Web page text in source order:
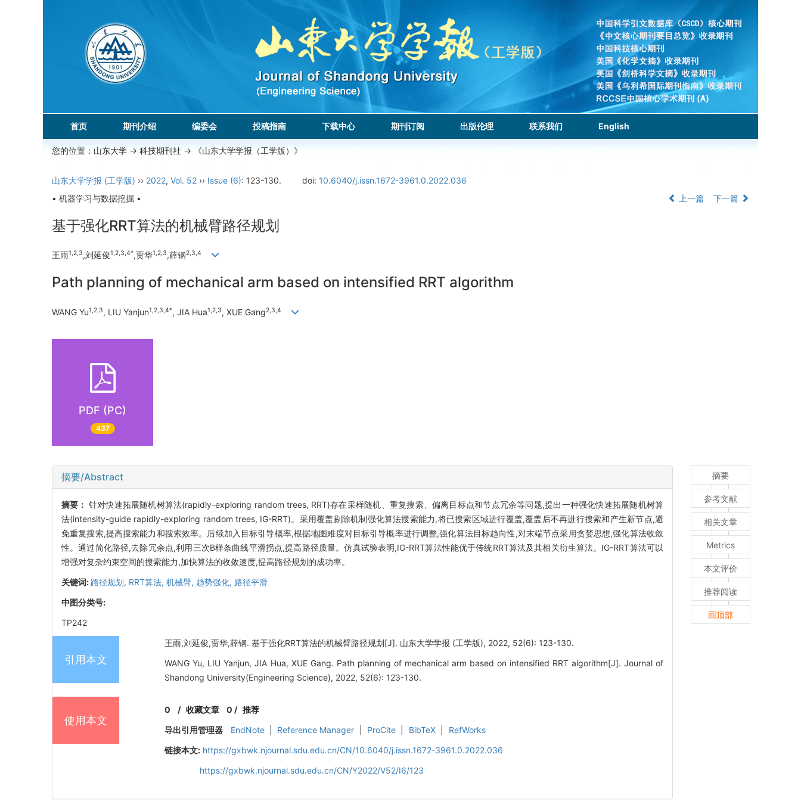
首页 期刊介绍 编委会 投稿指南 下载中心 期刊订阅 出版伦理 联系我们 English
您的位置： 山东大学 -> 科技期刊社 -> 《山东大学学报（工学版）》
山东大学学报 (工学版) ›› 2022, Vol. 52 ›› Issue (6): 123-130. doi: 10.6040/j.issn.1672-3961.0.2022.036
• 机器学习与数据挖掘 •
上一篇 下一篇
基于强化RRT算法的机械臂路径规划
王雨1,2,3,刘延俊1,2,3,4*,贾华1,2,3,薛钢2,3,4
Path planning of mechanical arm based on intensified RRT algorithm
WANG Yu1,2,3, LIU Yanjun1,2,3,4*, JIA Hua1,2,3, XUE Gang2,3,4
PDF (PC)
437
摘要/Abstract
摘要： 针对快速拓展随机树算法(rapidly-exploring random trees, RRT)存在采样随机、重复搜索、偏离目标点和节点冗余等问题,提出一种强化快速拓展随机树算
法(intensity-guide rapidly-exploring random trees, IG-RRT)。采用覆盖剔除机制强化算法搜索能力,将已搜索区域进行覆盖,覆盖后不再进行搜索和产生新节点,避
免重复搜索,提高搜索能力和搜索效率。后续加入目标引导概率,根据地图难度对目标引导概率进行调整,强化算法目标趋向性,对末端节点采用贪婪思想,强化算法收敛
性。通过简化路径,去除冗余点,利用三次B样条曲线平滑拐点,提高路径质量。仿真试验表明,IG-RRT算法性能优于传统RRT算法及其相关衍生算法。IG-RRT算法可以
增强对复杂约束空间的搜索能力,加快算法的收敛速度,提高路径规划的成功率。
关键词: 路径规划, RRT算法, 机械臂, 趋势强化, 路径平滑
中图分类号:
TP242
引用本文
王雨,刘延俊,贾华,薛钢. 基于强化RRT算法的机械臂路径规划[J]. 山东大学学报 (工学版), 2022, 52(6): 123-130.
WANG Yu, LIU Yanjun, JIA Hua, XUE Gang. Path planning of mechanical arm based on intensified RRT algorithm[J]. Journal of
Shandong University(Engineering Science), 2022, 52(6): 123-130.
使用本文
0 /收藏文章 0 / 推荐
导出引用管理器
EndNote Reference Manager ProCite BibTeX
RefWorks
链接本文: https://gxbwk.njournal.sdu.edu.cn/CN/10.6040/j.issn.1672-3961.0.2022.036
https://gxbwk.njournal.sdu.edu.cn/CN/Y2022/V52/I6/123
摘要
参考文献
相关文章
Metrics
本文评价
推荐阅读
回顶部